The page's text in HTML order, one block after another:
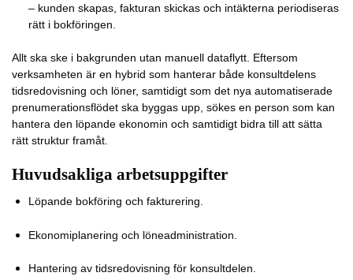
– kunden skapas, fakturan skickas och intäkterna periodiseras
rätt i bokföringen.
Allt ska ske i bakgrunden utan manuell dataflytt. Eftersom
verksamheten är en hybrid som hanterar både konsultdelens
tidsredovisning och löner, samtidigt som det nya automatiserade
prenumerationsflödet ska byggas upp, sökes en person som kan
hantera den löpande ekonomin och samtidigt bidra till att sätta
rätt struktur framåt.
Huvudsakliga arbetsuppgifter
Löpande bokföring och fakturering.
Ekonomiplanering och löneadministration.
Hantering av tidsredovisning för konsultdelen.